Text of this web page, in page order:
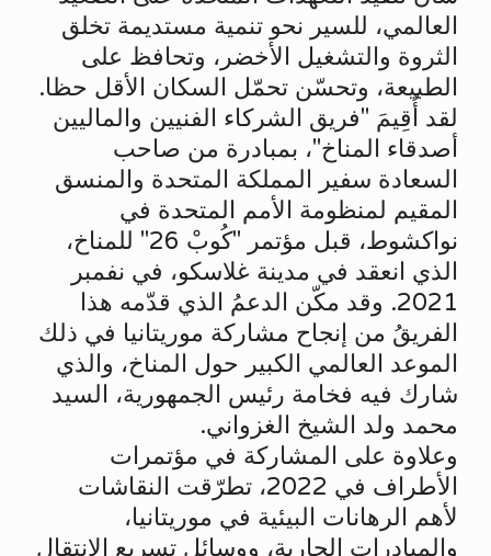
العالمي، للسير نحو تنمية مستديمة تخلق
الثروة والتشغيل الأخضر، وتحافظ على
الطبيعة، وتحسّن تحمّل السكان الأقل حظا.
لقد أُقِيمَ "فريق الشركاء الفنيين والماليين
أصدقاء المناخ"، بمبادرة من صاحب
السعادة سفير المملكة المتحدة والمنسق
المقيم لمنظومة الأمم المتحدة في
نواكشوط، قبل مؤتمر "كُوبْ 26" للمناخ،
الذي انعقد في مدينة غلاسكو، في نفمبر
2021. وقد مكّن الدعمُ الذي قدّمه هذا
الفريقُ من إنجاح مشاركة موريتانيا في ذلك
الموعد العالمي الكبير حول المناخ، والذي
شارك فيه فخامة رئيس الجمهورية، السيد
محمد ولد الشيخ الغزواني.
وعلاوة على المشاركة في مؤتمرات
الأطراف في 2022، تطرّقت النقاشات
لأهم الرهانات البيئية في موريتانيا،
والمبادرات الجارية، ووسائل تسريع الانتقال